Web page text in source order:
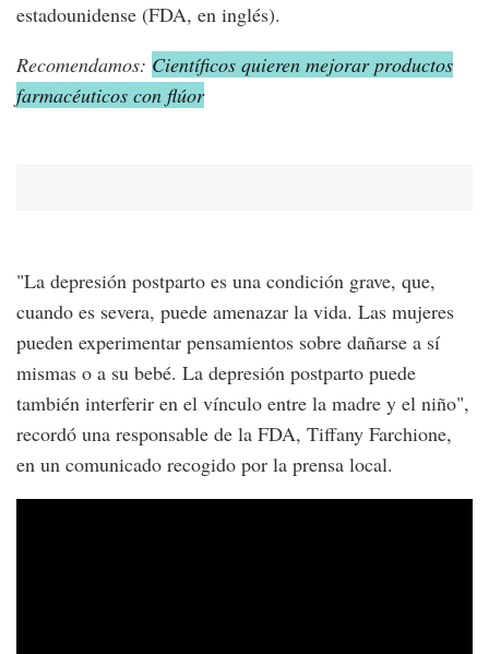
estadounidense (FDA, en inglés).
Recomendamos: Científicos quieren mejorar productos
farmacéuticos con flúor
"La depresión postparto es una condición grave, que,
cuando es severa, puede amenazar la vida. Las mujeres
pueden experimentar pensamientos sobre dañarse a sí
mismas o a su bebé. La depresión postparto puede
también interferir en el vínculo entre la madre y el niño",
recordó una responsable de la FDA, Tiffany Farchione,
en un comunicado recogido por la prensa local.